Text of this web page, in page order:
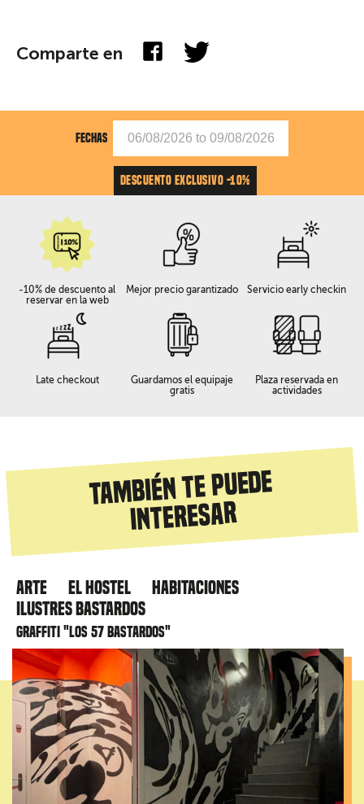
Comparte en
FECHAS
DESCUENTO EXCLUSIVO -10%
-10% de descuento al
reservar en la web
Mejor precio garantizado Servicio early checkin
Late checkout
Guardamos el equipaje
gratis
Plaza reservada en
actividades
También te puede
interesar
Arte El hostel
Habitaciones
Ilustres Bastardos
Graffiti "Los 57 bastardos"